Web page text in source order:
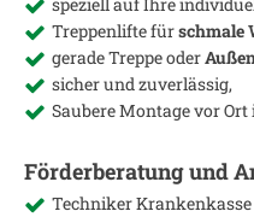
Treppenlifte fürschmale
gerade Treppe oder
sicher und zuverlässig,
Saubere Montage vor Ort
Förderberatung und
Techniker